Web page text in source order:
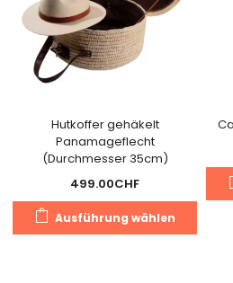
Hutkoffer gehäkelt
Panamageflecht
(Durchmesser 35cm)
499.00CHF
Ausführung wählen